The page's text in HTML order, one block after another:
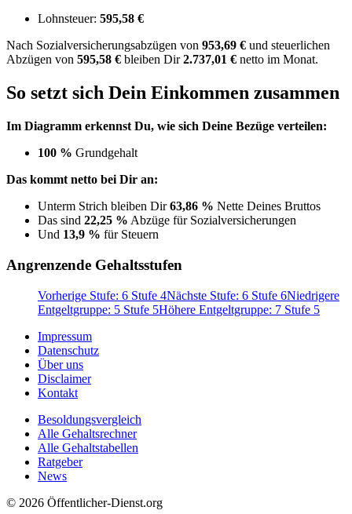
Lohnsteuer: 595,58 €
Nach Sozialversicherungsabzügen von 953,69 € und steuerlichen
Abzügen von 595,58 € bleiben Dir2.737,01 € netto im Monat.
So setzt sich Dein Einkommen zusammen
Im Diagramm erkennst Du, wie sich Deine Bezüge verteilen:
100 % Grundgehalt
Das kommt netto bei Dir an:
Unterm Strich bleiben Dir63,86 % Nette Deines Bruttos
Das sind 22,25 % Abzüge für Sozialversicherungen
Und 13,9 % für Steuern
Angrenzende Gehaltsstufen
Vorherige Stufe: 6 Stufe 4Nächste Stufe: 6 Stufe 6Niedrigere
Entgeltgruppe: 5 Stufe 5Höhere Entgeltgruppe: 7 Stufe 5
Impressum
Datenschutz
Über uns
Disclaimer
Kontakt
Besoldungsvergleich
Alle Gehaltsrechner
Alle Gehaltstabellen
Ratgeber
News
© 2026 Öffentlicher-Dienst.org